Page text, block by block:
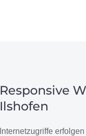
Responsive
Ilshofen
Internetzugriffe